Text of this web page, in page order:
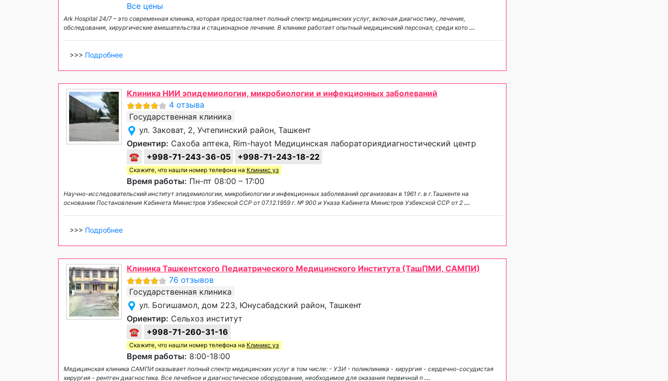
Все цены
Ark Hospital 24/7 – это современная клиника, которая предоставляет полный спектр медицинских услуг, включая диагностику, лечение,
обследования, хирургические вмешательства и стационарное лечение. В клинике работает опытный медицинский персонал, среди кото ...
>>> Подробнее
Клиника НИИ эпидемиологии, микробиологии и инфекционных заболеваний
4 отзыва
Государственная клиника
ул. Заковат, 2, Учтепинский район, Ташкент
Ориентир: Сахоба аптека, Rim-hayot Медицинская лабораториядиагностический центр
☎
+998-71-243-36-05 +998-71-243-18-22
Скажите, что нашли номер телефона на Клиникс уз
Время работы: Пн-пт 08:00 – 17:00
Научно-исследовательский институт эпидемиологии, микробиологии и инфекционных заболеваний организован в 1961 г. в г.Ташкенте на
основании Постановления Кабинета Министров Узбекской ССР от 07.12.1959 г. № 900 и Указа Кабинета Министров Узбекской ССР от 2 ...
>>> Подробнее
Клиника Ташкентского Педиатрического Медицинского Института (ТашПМИ, САМПИ)
76 отзывов
Государственная клиника
ул. Богишамол, дом 223, Юнусабадский район, Ташкент
Ориентир: Сельхоз институт
☎
+998-71-260-31-16
Скажите, что нашли номер телефона на Клиникс уз
Время работы: 8:00-18:00
Медицинская клиника САМПИ оказывает полный спектр медицинских услуг в том числе: - УЗИ - поликлиника - хирургия - сердечно-сосудистая
хирургия - рентген диагностика. Все лечебное и диагностическое оборудование, необходимое для оказания первичной п ...